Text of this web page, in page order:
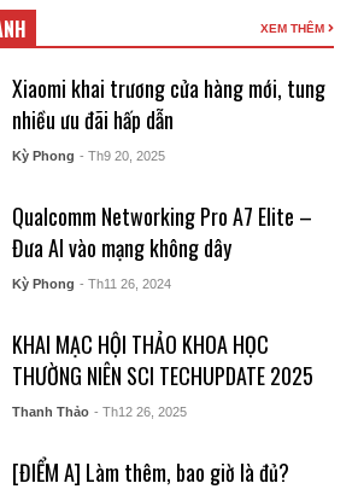
XEM THÊM
Xiaomi khai trương cửa hàng mới, tung
nhiều ưu đãi hấp dẫn
Kỳ Phong - Th9 20, 2025
Qualcomm Networking Pro A7 Elite –
Đưa AI vào mạng không dây
Kỳ Phong - Th11 26, 2024
KHAI MẠC HỘI THẢO KHOA HỌC
THƯỜNG NIÊN SCI TECHUPDATE 2025
Thanh Thảo - Th12 26, 2025
[ĐIỂM A] Làm thêm, bao giờ là đủ?